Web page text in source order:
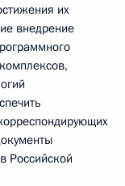
их
внедрение
Российской